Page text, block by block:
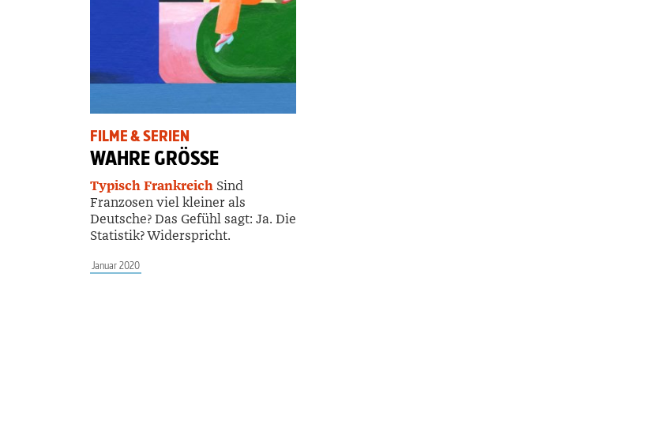
FILME & SERIEN
WAHRE GRÖSSE
Typisch Frankreich Sind
Franzosen viel kleiner als
Deutsche? Das Gefühl sagt: Ja. Die
Statistik? Widerspricht.
Januar 2020